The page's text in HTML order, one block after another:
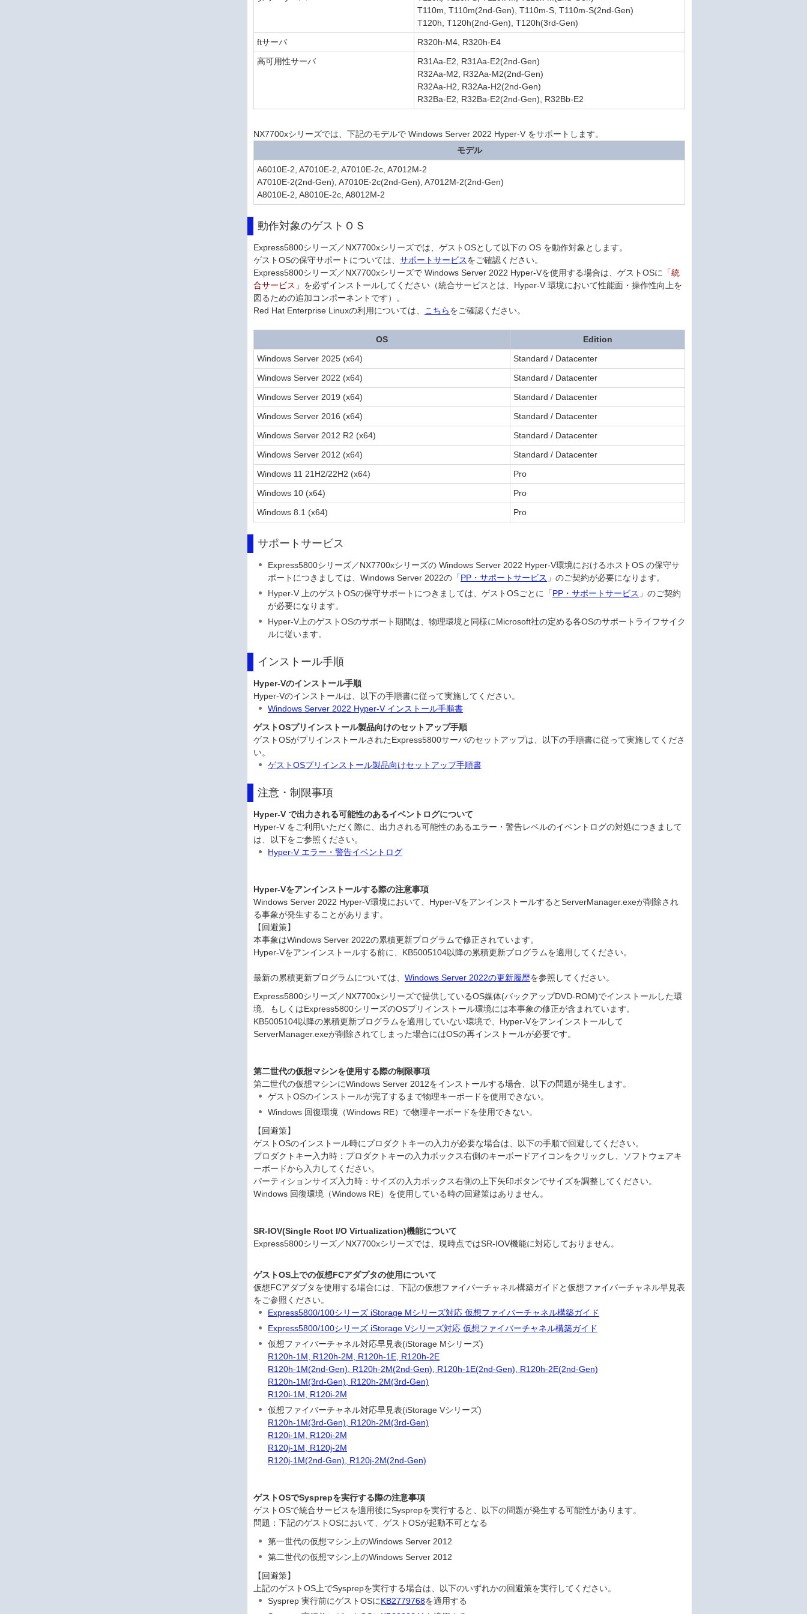
T110m, T110m(2nd-Gen), T110m-S, T110m-S(2nd-Gen)
T120h, T120h(2nd-Gen), T120h(3rd-Gen)
ftサーバ
R320h-M4, R320h-E4
高可用性サーバ
R31Aa-E2, R31Aa-E2(2nd-Gen)
R32Aa-M2, R32Aa-M2(2nd-Gen)
R32Aa-H2, R32Aa-H2(2nd-Gen)
R32Ba-E2, R32Ba-E2(2nd-Gen), R32Bb-E2
NX7700xシリーズでは、下記のモデルで Windows Server 2022 Hyper-V をサポートします。
モデル
A6010E-2, A7010E-2, A7010E-2c, A7012M-2
A7010E-2(2nd-Gen), A7010E-2c(2nd-Gen), A7012M-2(2nd-Gen)
A8010E-2, A8010E-2c, A8012M-2
動作対象のゲストＯＳ
Express5800シリーズ／NX7700xシリーズでは、ゲストOSとして以下の OS を動作対象とします。
ゲストOSの保守サポートについては、サポートサービスをご確認ください。
Express5800シリーズ／NX7700xシリーズで Windows Server 2022 Hyper-Vを使用する場合は、ゲストOSに
「統
合サービス」 を必ずインストールしてください（統合サービスとは、Hyper-V 環境において性能面・操作性向上を
図るための追加コンポーネントです）。
Red Hat Enterprise Linuxの利用については、
こちらをご確認ください。
OS
Edition
Windows Server 2025 (x64)
Standard / Datacenter
Windows Server 2022 (x64)
Standard / Datacenter
Windows Server 2019 (x64)
Standard / Datacenter
Windows Server 2016 (x64)
Standard / Datacenter
Windows Server 2012 R2 (x64)
Standard / Datacenter
Windows Server 2012 (x64)
Standard / Datacenter
Windows 11 21H2/22H2 (x64)
Pro
Windows 10 (x64)
Pro
Windows 8.1 (x64)
Pro
サポートサービス
Express5800シリーズ／NX7700xシリーズの Windows Server 2022 Hyper-V環境におけるホストOS の保守サ
ポートにつきましては、Windows Server 2022の「PP・サポートサービス 」のご契約が必要になります。
Hyper-V 上のゲストOSの保守サポートにつきましては、ゲストOSごとに「PP・サポートサービス 」のご契約
が必要になります。
Hyper-V上のゲストOSのサポート期間は、物理環境と同様にMicrosoft社の定める各OSのサポートライフサイク
ルに従います。
インストール手順
Hyper-Vのインストール手順
Hyper-Vのインストールは、以下の手順書に従って実施してください。
Windows Server 2022 Hyper-V インストール手順書
ゲストOSプリインストール製品向けのセットアップ手順
ゲストOSがプリインストールされたExpress5800サーバのセットアップは、以下の手順書に従って実施してくださ
い。
ゲストOSプリインストール製品向けセットアップ手順書
注意・制限事項
Hyper-V で出力される可能性のあるイベントログについて
Hyper-V をご利用いただく際に、出力される可能性のあるエラー・警告レベルのイベントログの対処につきまして
は、以下をご参照ください。
Hyper-V エラー・警告イベントログ
Hyper-Vをアンインストールする際の注意事項
Windows Server 2022 Hyper-V環境において、Hyper-VをアンインストールするとServerManager.exeが削除され
る事象が発生することがあります。
【回避策】
本事象はWindows Server 2022の累積更新プログラムで修正されています。
Hyper-Vをアンインストールする前に、KB5005104以降の累積更新プログラムを適用してください。
最新の累積更新プログラムについては、Windows Server 2022の更新履歴を参照してください。
Express5800シリーズ／NX7700xシリーズで提供しているOS媒体(バックアップDVD-ROM)でインストールした環
境、もしくはExpress5800シリーズのOSプリインストール環境には本事象の修正が含まれています。
KB5005104以降の累積更新プログラムを適用していない環境で、Hyper-Vをアンインストールして
ServerManager.exeが削除されてしまった場合にはOSの再インストールが必要です。
第二世代の仮想マシンを使用する際の制限事項
第二世代の仮想マシンにWindows Server 2012をインストールする場合、以下の問題が発生します。
ゲストOSのインストールが完了するまで物理キーボードを使用できない。
Windows 回復環境（Windows RE）で物理キーボードを使用できない。
【回避策】
ゲストOSのインストール時にプロダクトキーの入力が必要な場合は、以下の手順で回避してください。
プロダクトキー入力時：プロダクトキーの入力ボックス右側のキーボードアイコンをクリックし、ソフトウェアキ
ーボードから入力してください。
パーティションサイズ入力時：サイズの入力ボックス右側の上下矢印ボタンでサイズを調整してください。
Windows 回復環境（Windows RE）を使用している時の回避策はありません。
SR-IOV(Single Root I/O Virtualization)機能について
Express5800シリーズ／NX7700xシリーズでは、現時点ではSR-IOV機能に対応しておりません。
ゲストOS上での仮想FCアダプタの使用について
仮想FCアダプタを使用する場合には、下記の仮想ファイバーチャネル構築ガイドと仮想ファイバーチャネル早見表
をご参照ください。
Express5800/100シリーズ iStorage Mシリーズ対応 仮想ファイバーチャネル構築ガイド
Express5800/100シリーズ iStorage Vシリーズ対応 仮想ファイバーチャネル構築ガイド
仮想ファイバーチャネル対応早見表(iStorage Mシリーズ)
R120h-1M, R120h-2M, R120h-1E, R120h-2E
R120h-1M(2nd-Gen), R120h-2M(2nd-Gen), R120h-1E(2nd-Gen), R120h-2E(2nd-Gen)
R120h-1M(3rd-Gen), R120h-2M(3rd-Gen)
R120i-1M, R120i-2M
仮想ファイバーチャネル対応早見表(iStorage Vシリーズ)
R120h-1M(3rd-Gen), R120h-2M(3rd-Gen)
R120i-1M, R120i-2M
R120j-1M, R120j-2M
R120j-1M(2nd-Gen), R120j-2M(2nd-Gen)
ゲストOSでSysprepを実行する際の注意事項
ゲストOSで統合サービスを適用後にSysprepを実行すると、以下の問題が発生する可能性があります。
問題：下記のゲストOSにおいて、ゲストOSが起動不可となる
第一世代の仮想マシン上のWindows Server 2012
第二世代の仮想マシン上のWindows Server 2012
【回避策】
上記のゲストOS上でSysprepを実行する場合は、以下のいずれかの回避策を実行してください。
Sysprep 実行前にゲストOSにKB2779768を適用する